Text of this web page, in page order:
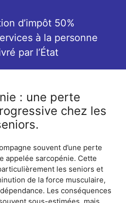
d’impôt 50%
à la personne
par l’État
: une perte
chez les
souvent d’une perte
appelée sarcopénie. Cette
les seniors et
de la force musculaire,
Les conséquences